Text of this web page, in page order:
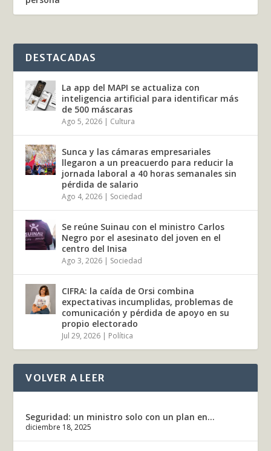
DESTACADAS
La app del MAPI se actualiza con
inteligencia artificial para identificar más
de 500 máscaras
Ago 5, 2026 | Cultura
Sunca y las cámaras empresariales
llegaron a un preacuerdo para reducir la
jornada laboral a 40 horas semanales sin
pérdida de salario
Ago 4, 2026 | Sociedad
Se reúne Suinau con el ministro Carlos
Negro por el asesinato del joven en el
centro del Inisa
Ago 3, 2026 | Sociedad
CIFRA: la caída de Orsi combina
expectativas incumplidas, problemas de
comunicación y pérdida de apoyo en su
propio electorado
Jul 29, 2026 | Política
VOLVER A LEER
Seguridad: un ministro solo con un plan en...
diciembre 18, 2025